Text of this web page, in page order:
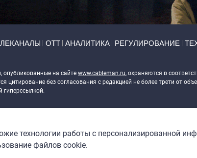
ОТТ АНАЛИТИКА РЕГУЛИРОВАНИЕ
опубликованные на сайте www.cableman.ru, охраняются в
цитирование без согласования с редакцией не более трети от
гиперссылкой.
годатехнологии работы с персонализированной
файлов cookie.